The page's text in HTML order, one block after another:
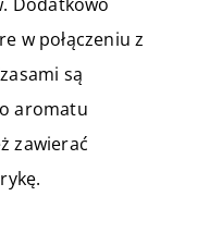
w połączeniu z
są
aromatu
zawierać